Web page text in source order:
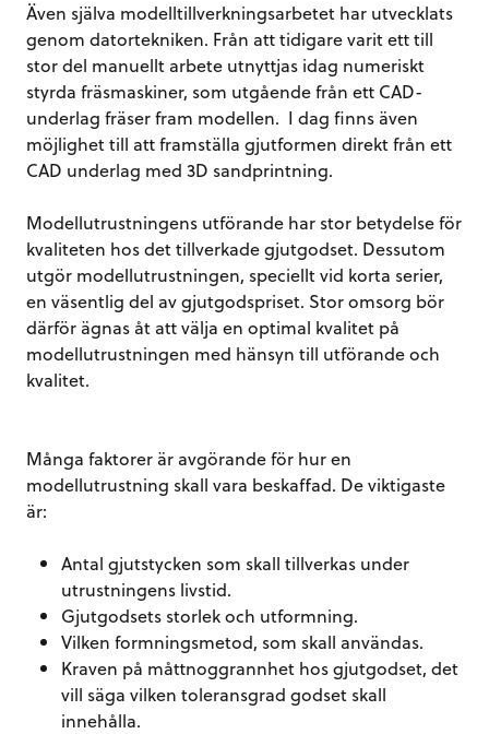
Även själva modelltillverkningsarbetet har utvecklats
genom datortekniken. Från att tidigare varit ett till
stor del manuellt arbete utnyttjas idag numeriskt
styrda fräsmaskiner, som utgående från ett CAD-
underlag fräser fram modellen. I dag finns även
möjlighet till att framställa gjutformen direkt från ett
CAD underlag med 3D sandprintning.
Modellutrustningens utförande har stor betydelse för
kvaliteten hos det tillverkade gjutgodset. Dessutom
utgör modellutrustningen, speciellt vid korta serier,
en väsentlig del av gjutgodspriset. Stor omsorg bör
därför ägnas åt att välja en optimal kvalitet på
modellutrustningen med hänsyn till utförande och
kvalitet.
Många faktorer är avgörande för hur en
modellutrustning skall vara beskaffad. De viktigaste
är:
Antal gjutstycken som skall tillverkas under
utrustningens livstid.
Gjutgodsets storlek och utformning.
Vilken formningsmetod, som skall användas.
Kraven på måttnoggrannhet hos gjutgodset, det
vill säga vilken toleransgrad godset skall
innehålla.